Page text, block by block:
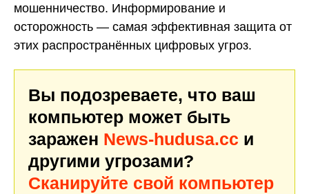
мошенничество. Информирование и
осторожность — самая эффективная защита от
этих распространённых цифровых угроз.
Вы подозреваете, что ваш
компьютер может быть
заражен News-hudusa.cc и
другими угрозами?
Сканируйте свой компьютер